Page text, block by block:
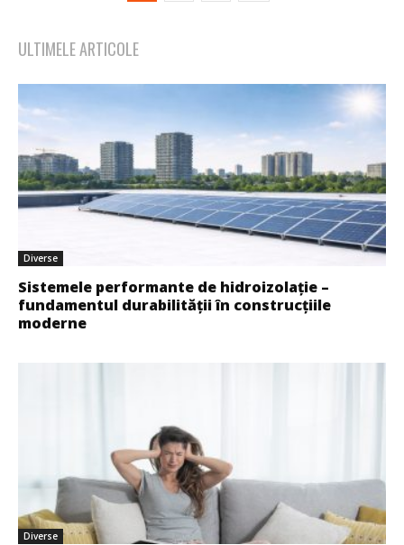
ULTIMELE ARTICOLE
Diverse
Sistemele performante de hidroizolație –
fundamentul durabilității în construcțiile
moderne
Diverse